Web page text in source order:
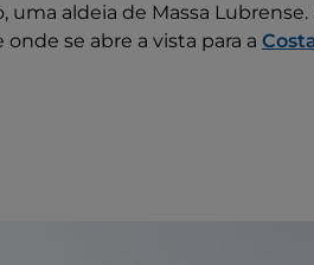
uma aldeia de Massa
se abre a vista para a